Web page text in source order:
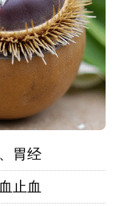
胃经
止血